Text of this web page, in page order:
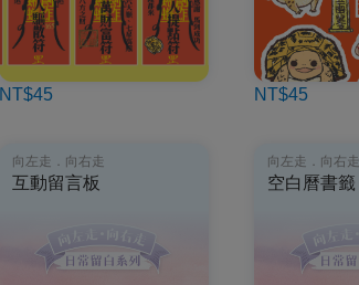
NT$45 NT$45
向左走．向右走
互動留言板
向左走．向右走
空白曆書籤